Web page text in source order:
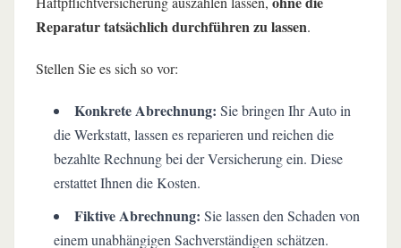
Reparatur tatsächlich durchführen zu lassen.
Stellen Sie es sich so vor:
Konkrete Abrechnung: Sie bringen Ihr Auto in
die Werkstatt, lassen es reparieren und reichen die
bezahlte Rechnung bei der Versicherung ein. Diese
erstattet Ihnen die Kosten.
Fiktive Abrechnung: Sie lassen den Schaden von
einem unabhängigen Sachverständigen schätzen.